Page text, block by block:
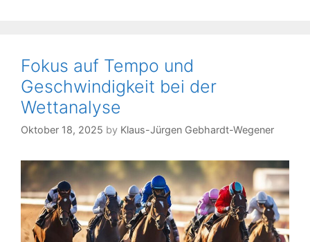
Fokus auf Tempo und
Geschwindigkeit bei der
Wettanalyse
Oktober 18, 2025 by Klaus-Jürgen Gebhardt-Wegener